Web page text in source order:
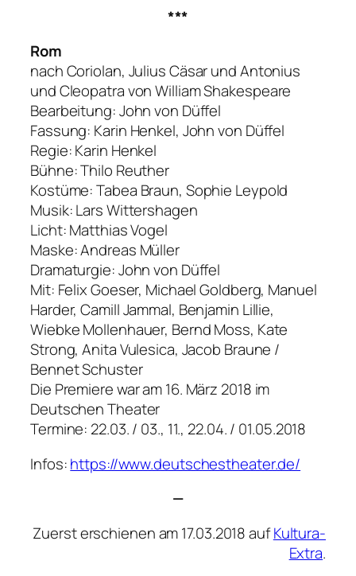
***
Rom
nachCoriolan, Julius CäsarundAntonius
und Cleopatravon William Shakespeare
Bearbeitung: John von Düffel
Fassung: Karin Henkel, John von Düffel
Regie: Karin Henkel
Bühne: Thilo Reuther
Kostüme: Tabea Braun, Sophie Leypold
Musik: Lars Wittershagen
Licht: Matthias Vogel
Maske: Andreas Müller
Dramaturgie: John von Düffel
Mit: Felix Goeser, Michael Goldberg, Manuel
Harder, Camill Jammal, Benjamin Lillie,
Wiebke Mollenhauer, Bernd Moss, Kate
Strong, Anita Vulesica, Jacob Braune /
Bennet Schuster
Die Premiere war am 16. März 2018 im
Deutschen Theater
Termine: 22.03. / 03., 11., 22.04. / 01.05.2018
Infos:https://www.deutschestheater.de/
—
Zuerst erschienen am 17.03.2018 aufKultura-
Extra.